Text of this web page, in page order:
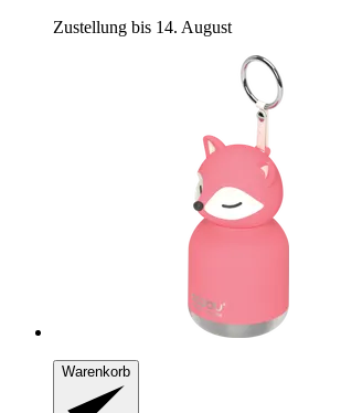
Zustellung bis 14. August
Warenkorb